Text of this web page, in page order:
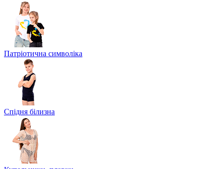
Патріотична символіка
Спідня білизна